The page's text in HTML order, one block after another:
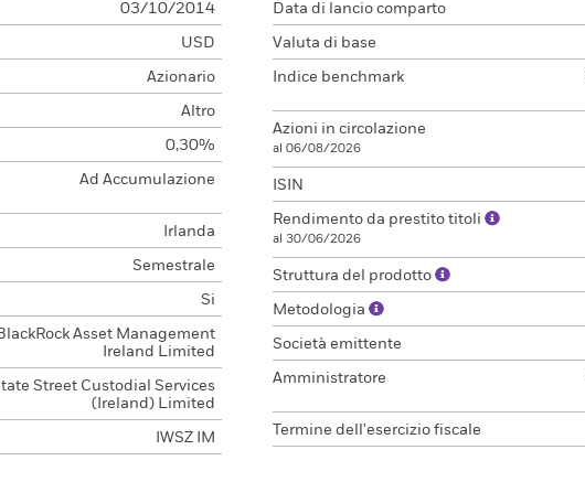
03/10/2014
USD
Azionario
Altro
0,30%
Ad Accumulazione
Irlanda
Semestrale
Si
Asset Management
Ireland Limited
Street Custodial Services
(Ireland) Limited
IWSZ IM
Data di lancio comparto
Valuta di base
Indice benchmark
Azioni in circolazione
al 06/08/2026
ISIN
Rendimento da prestito titoli
al 30/06/2026
Struttura del prodotto
Metodologia
Società emittente
Amministratore
Termine dell'esercizio fiscale